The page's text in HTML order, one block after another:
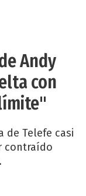
Andy
con
de Telefe casi
contraído